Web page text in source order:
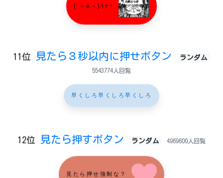
( ＞o＜)ｷｬｰ
11位 見たら３秒以内に押せボタン ランダム
5543774人回覧
早くしろ早くしろ早くしろ
12位 見たら押すボタン ランダム 4969600人回覧
見たら押せ強制な？